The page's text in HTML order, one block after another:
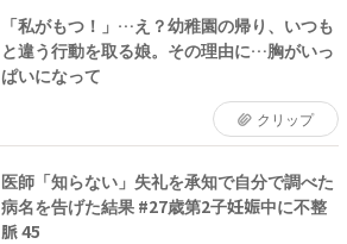
「私がもつ！」…え？幼稚園の帰り、いつも
と違う行動を取る娘。その理由に…胸がいっ
ぱいになって
クリップ
医師「知らない」失礼を承知で自分で調べた
病名を告げた結果 #27歳第2子妊娠中に不整
脈 45